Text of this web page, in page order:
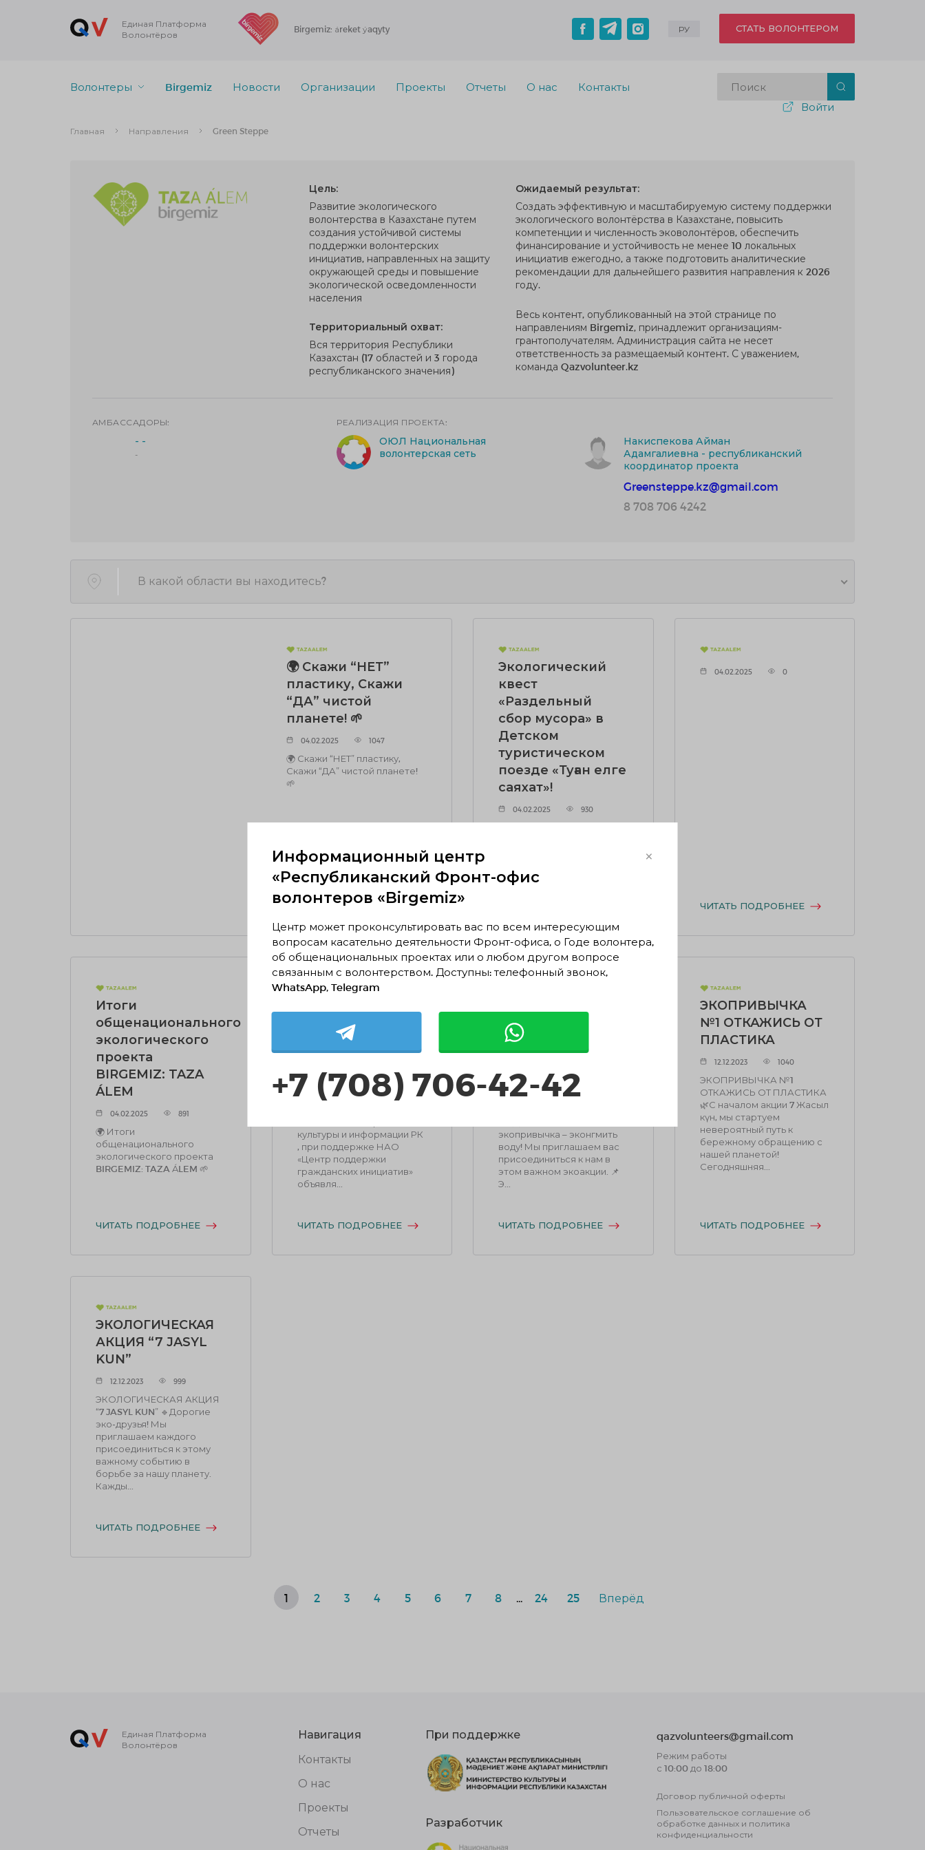
Единая Платформа
Волонтёров
Birgemiz: áreket ýaqyty РУ СТАТЬ ВОЛОНТЕРОМ
Волонтеры Birgemiz Новости Организации Проекты Отчеты О нас
Контакты
Войти
Главная Направления Green Steppe
Цель:
Развитие экологического
волонтерства в Казахстане путем
создания устойчивой системы
поддержки волонтерских
инициатив, направленных на защиту
окружающей среды и повышение
экологической осведомленности
населения
Территориальный охват:
Вся территория Республики
Казахстан (17 областей и 3 города
республиканского значения)
Ожидаемый результат:
Создать эффективную и масштабируемую систему поддержки
экологического волонтёрства в Казахстане, повысить
компетенции и численность эковолонтёров, обеспечить
финансирование и устойчивость не менее 10 локальных
инициатив ежегодно, а также подготовить аналитические
рекомендации для дальнейшего развития направления к 2026
году.
Весь контент, опубликованный на этой странице по
направлениям Birgemiz, принадлежит организациям-
грантополучателям. Администрация сайта не несет
ответственность за размещаемый контент. С уважением,
команда Qazvolunteer.kz
АМБАССАДОРЫ:
- -
-
РЕАЛИЗАЦИЯ ПРОЕКТА:
ОЮЛ Национальная
волонтерская сеть
Накиспекова Айман
Адамгалиевна - республиканский
координатор проекта
Greensteppe.kz@gmail.com
8 708 706 4242
В какой области вы находитесь?
🌍 Скажи “НЕТ”
пластику, Скажи
“ДА” чистой
планете! 🌱
04.02.2025 1047
🌍 Скажи “НЕТ” пластику,
Скажи “ДА” чистой планете!
🌱
ЧИТАТЬ ПОДРОБНЕЕ
Экологический
квест
«Раздельный
сбор мусора» в
Детском
туристическом
поезде «Туған елге
саяхат»!
04.02.2025 930
04.02.2025 0
ЧИТАТЬ ПОДРОБНЕЕ
Итоги
общенационального
экологического
проекта
BIRGEMIZ: TAZA
ÁLEM
04.02.2025 891
🌍 Итоги
общенационального
экологического проекта
BIRGEMIZ: TAZA ÁLEM 🌱
ЧИТАТЬ ПОДРОБНЕЕ
друзья, у нас
очееень крутая
новость🥳
13.05.2024 876
🏢Мы КФ «Фонд
культуры и информации РК
, при поддержке НАО
«Центр поддержки
гражданских инициатив»
объявля...
ЧИТАТЬ ПОДРОБНЕЕ
№2 НАЧНИ
ЭКОНОМИТЬ
ВОДУ
12.12.2023 1281
ЭКОПРИВЫЧКА №2
экопривычка – эконгмить
воду! Мы приглашаем вас
присоединиться к нам в
этом важном экоакции. 📌
Э...
ЧИТАТЬ ПОДРОБНЕЕ
ЭКОПРИВЫЧКА
№1 ОТКАЖИСЬ ОТ
ПЛАСТИКА
12.12.2023 1040
ЭКОПРИВЫЧКА №1
ОТКАЖИСЬ ОТ ПЛАСТИКА
🌿С началом акции 7 Жасыл
күн, мы стартуем
невероятный путь к
бережному обращению с
нашей планетой!
Сегодняшняя...
ЧИТАТЬ ПОДРОБНЕЕ
ЭКОЛОГИЧЕСКАЯ
АКЦИЯ “7 JASYL
KUN”
12.12.2023 999
ЭКОЛОГИЧЕСКАЯ АКЦИЯ
“7 JASYL KUN” 🔹Дорогие
эко-друзья! Мы
приглашаем каждого
присоединиться к этому
важному событию в
борьбе за нашу планету.
Кажды...
ЧИТАТЬ ПОДРОБНЕЕ
1 2 3 4 5 6 7 8 24 25 Вперёд
Единая Платформа
Волонтёров
Навигация
Контакты
О нас
Проекты
Отчеты
При поддержке
Разработчик
qazvolunteers@gmail.com
Режим работы
с 10:00 до 18:00
Договор публичной оферты
Пользовательское соглашение об
обработке данных и политика
конфиденциальности
Информационный центр
«Республиканский Фронт-офис
волонтеров «Birgemiz»
×
Центр может проконсультировать вас по всем интересующим
вопросам касательно деятельности Фронт-офиса, о Годе волонтера,
об общенациональных проектах или о любом другом вопросе
связанным с волонтерством. Доступны: телефонный звонок,
WhatsApp, Telegram
+7 (708) 706-42-42